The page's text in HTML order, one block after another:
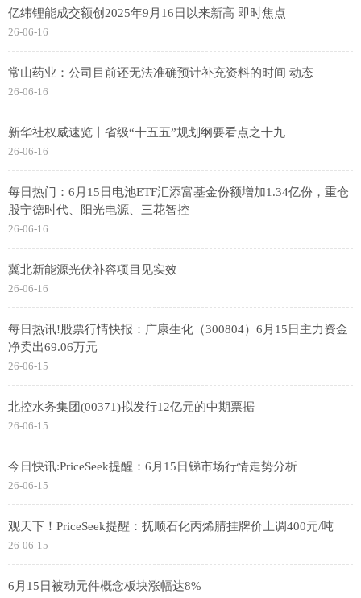
亿纬锂能成交额创2025年9月16日以来新高 即时焦点
26-06-16
常山药业：公司目前还无法准确预计补充资料的时间 动态
26-06-16
新华社权威速览丨省级“十五五”规划纲要看点之十九
26-06-16
每日热门：6月15日电池ETF汇添富基金份额增加1.34亿份，重仓
股宁德时代、阳光电源、三花智控
26-06-16
冀北新能源光伏补容项目见实效
26-06-16
每日热讯!股票行情快报：广康生化（300804）6月15日主力资金
净卖出69.06万元
26-06-15
北控水务集团(00371)拟发行12亿元的中期票据
26-06-15
今日快讯:PriceSeek提醒：6月15日锑市场行情走势分析
26-06-15
观天下！PriceSeek提醒：抚顺石化丙烯腈挂牌价上调400元/吨
26-06-15
6月15日被动元件概念板块涨幅达8%